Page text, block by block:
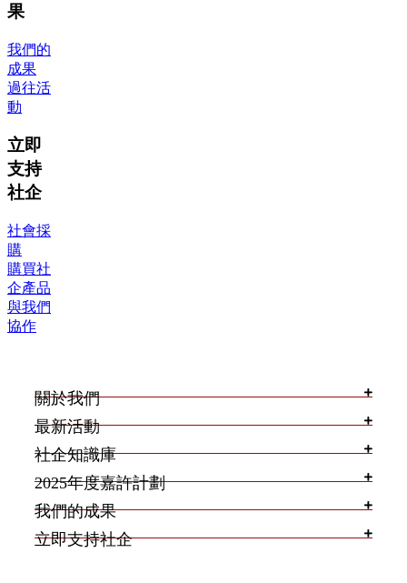
果
我們的
成果
過往活
動
立即
支持
社企
社會採
購
購買社
企產品
與我們
協作
關於我們
最新活動
社企知識庫
2025年度嘉許計劃
我們的成果
立即支持社企